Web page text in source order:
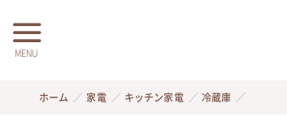
MENU
ホーム 家電 キッチン家電 冷蔵庫